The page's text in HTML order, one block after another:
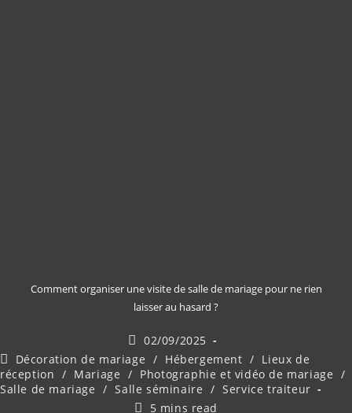
Comment organiser une visite de salle de mariage pour ne rien
laisser au hasard ?
02/09/2025
Décoration de mariage / Hébergement / Lieux de
réception / Mariage / Photographie et vidéo de mariage /
Salle de mariage / Salle séminaire / Service traiteur
5 mins read